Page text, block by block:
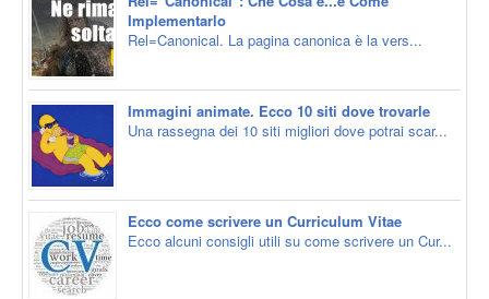
Implementarlo
Rel=Canonical. La pagina canonica è la vers...
Immagini animate. Ecco 10 siti dove trovarle
Una rassegna dei 10 siti migliori dove potrai scar...
Ecco come scrivere un Curriculum Vitae
Ecco alcuni consigli utili su come scrivere un Cur...